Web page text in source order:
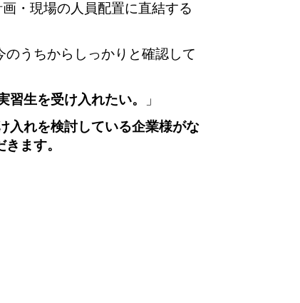
・現場の人員配置に直結する
うちからしっかりと確認して
習生を受け入れたい。
」
入れを検討している企業様がな
ます。